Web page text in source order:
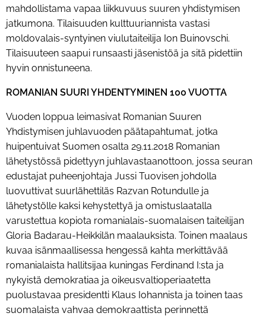
mahdollistama vapaa liikkuvuus suuren yhdistymisen
jatkumona. Tilaisuuden kulttuuriannista vastasi
moldovalais-syntyinen viulutaiteilija Ion Buinovschi.
Tilaisuuteen saapui runsaasti jäsenistöä ja sitä pidettiin
hyvin onnistuneena.
ROMANIAN SUURI YHDENTYMINEN 100 VUOTTA
Vuoden loppua leimasivat Romanian Suuren
Yhdistymisen juhlavuoden päätapahtumat, jotka
huipentuivat Suomen osalta 29.11.2018 Romanian
lähetystössä pidettyyn juhlavastaanottoon, jossa seuran
edustajat puheenjohtaja Jussi Tuovisen johdolla
luovuttivat suurlähettiläs Razvan Rotundulle ja
lähetystölle kaksi kehystettyä ja omistuslaatalla
varustettua kopiota romanialais-suomalaisen taiteilijan
Gloria Badarau-Heikkilän maalauksista. Toinen maalaus
kuvaa isänmaallisessa hengessä kahta merkittävää
romanialaista hallitsijaa kuningas Ferdinand I:sta ja
nykyistä demokratiaa ja oikeusvaltioperiaatetta
puolustavaa presidentti Klaus Iohannista ja toinen taas
suomalaista vahvaa demokraattista perinnettä